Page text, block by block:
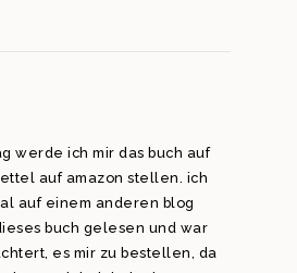
werde ich mir das buch auf
auf amazon stellen. ich
auf einem anderen blog
buch gelesen und war
es mir zu bestellen, da